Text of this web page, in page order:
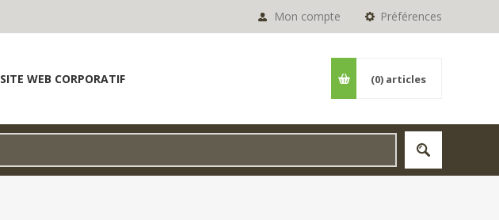
Préférences
Mon compte
SITE WEB CORPORATIF (0) articles